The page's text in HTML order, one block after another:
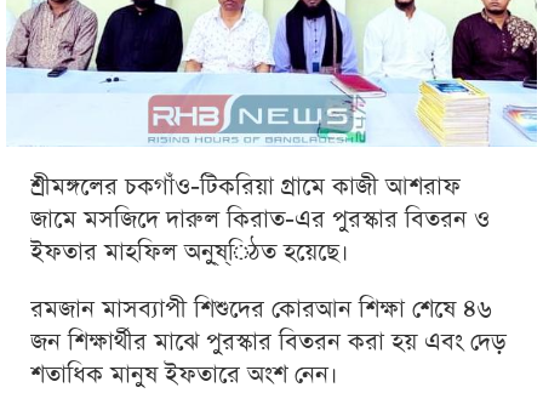
শ্রীমঙ্গলের চকগাঁও-টিকরিয়া গ্রামে কাজী আশরাফ
জামে মসজিদে দারুল কিরাত-এর পুরস্কার বিতরন ও
ইফতার মাহফিল অনু্ষ্িঠত হয়েছে।
রমজান মাসব্যাপী শিশুদের কোরআন শিক্ষা শেষে ৪৬
জন শিক্ষার্থীর মাঝে পুরস্কার বিতরন করা হয় এবং দেড়
শতাধিক মানুষ ইফতারে অংশ নেন।